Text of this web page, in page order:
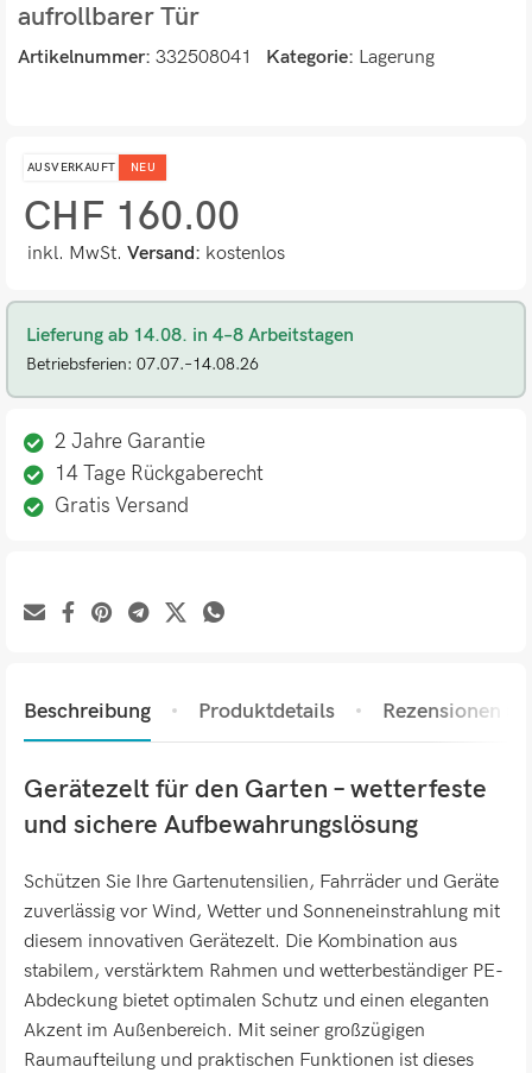
aufrollbarer Tür
Artikelnummer: 332508041 Kategorie: Lagerung
AUSVERKAUFT NEU
CHF 160.00
inkl. MwSt. Versand: kostenlos
Lieferung ab 14.08. in 4–8 Arbeitstagen
Betriebsferien: 07.07.–14.08.26
2 Jahre Garantie
14 Tage Rückgaberecht
Gratis Versand
Beschreibung Produktdetails Rezensionen (0)
Gerätezelt für den Garten – wetterfeste
und sichere Aufbewahrungslösung
Schützen Sie Ihre Gartenutensilien, Fahrräder und Geräte
zuverlässig vor Wind, Wetter und Sonneneinstrahlung mit
diesem innovativen Gerätezelt. Die Kombination aus
stabilem, verstärktem Rahmen und wetterbeständiger PE-
Abdeckung bietet optimalen Schutz und einen eleganten
Akzent im Außenbereich. Mit seiner großzügigen
Raumaufteilung und praktischen Funktionen ist dieses